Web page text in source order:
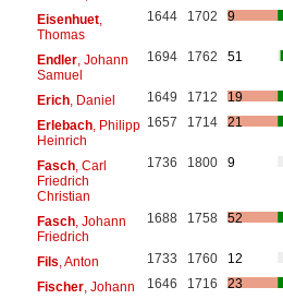
Eisenhuet,
Thomas
1644 1702 9
Endler, Johann
Samuel
1694 1762 51
Erich, Daniel 1649 1712
19
Erlebach, Philipp
Heinrich
1657 1714 21
Fasch, Carl
Friedrich
Christian
1736 1800 9
Fasch, Johann
Friedrich
1688 1758 52
Fils , Anton 1733 1760
12
Fischer, Johann 1646 1716
23